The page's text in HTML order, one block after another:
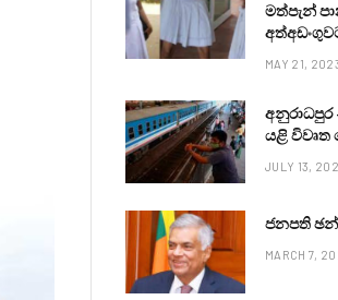
මත්පැන්
MAY 21,
අනුරාධපුර
යළි විවෘත
JULY 13,
ජනපති
MARCH 7,